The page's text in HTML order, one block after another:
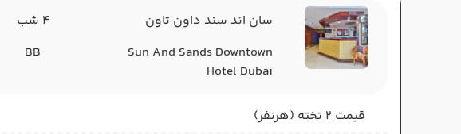
سان اند سند داون تاون
Sun And Sands Downtown
Hotel Dubai
4 شب
BB
قیمت 2 تخته (هرنفر)